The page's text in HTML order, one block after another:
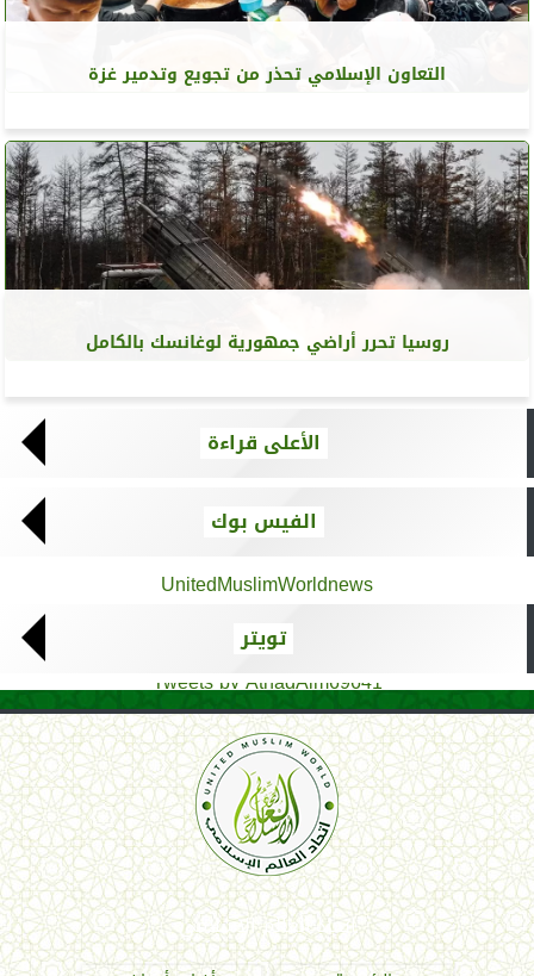
التعاون الإسلامي تحذر من تجويع وتدمير غزة
روسيا تحرر أراضي جمهورية لوغانسك بالكامل
الأعلى قراءة
الفيس بوك
UnitedMuslimWorldnews
تويتر
Tweets by AthadAlm69641
اتحاد العالم الإسلامي